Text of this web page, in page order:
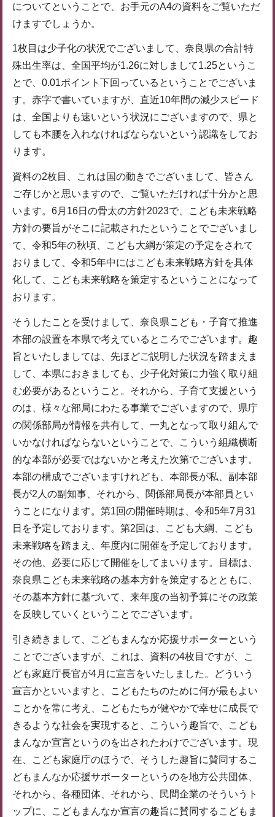
についてということで、お手元のA4の資料をご覧いただ
けますでしょうか。
1枚目は少子化の状況でございまして、奈良県の合計特
殊出生率は、全国平均が1.26に対しまして1.25というこ
とで、0.01ポイント下回っているということでございま
す。赤字で書いていますが、直近10年間の減少スピード
は、全国よりも速いという状況にございますので、県と
しても本腰を入れなければならないという認識をしてお
ります。
資料の2枚目、これは国の動きでございまして、皆さん
ご存じかと思いますので、ご覧いただければ十分かと思
います。6月16日の骨太の方針2023で、こども未来戦略
方針の要旨がそこに記載されたということでございまし
て、令和5年の秋頃、こども大綱が策定の予定をされて
おりまして、令和5年中にはこども未来戦略方針を具体
化して、こども未来戦略を策定するということになって
おります。
そうしたことを受けまして、奈良県こども・子育て推進
本部の設置を本県で考えているところでございます。趣
旨といたしましては、先ほどご説明した状況を踏まえま
して、本県におきましても、少子化対策に力強く取り組
む必要があるということ。それから、子育て支援という
のは、様々な部局にわたる事業でございますので、県庁
の関係部局が情報を共有して、一丸となって取り組んで
いかなければならないということで、こういう組織横断
的な本部が必要ではないかと考えた次第でございます。
本部の構成でございますけれども、本部長が私、副本部
長が2人の副知事、それから、関係部局長が本部員とい
うことになります。第1回の開催時期は、令和5年7月31
日を予定しております。第2回は、こども大綱、こども
未来戦略を踏まえ、年度内に開催を予定しております。
その他、必要に応じて開催をしてまいります。目標は、
奈良県こども未来戦略の基本方針を策定するとともに、
その基本方針に基づいて、来年度の当初予算にその政策
を反映していくということでございます。
引き続きまして、こどもまんなか応援サポーターという
ことでございますが、これは、資料の4枚目ですが、こ
ども家庭庁長官が4月に宣言をいたしました。どういう
宣言かといいますと、こどもたちのために何が最もよい
ことかを常に考え、こどもたちが健やかで幸せに成長で
きるような社会を実現すると、こういう趣旨で、こども
まんなか宣言というのを出されたわけでございます。現
在、こども家庭庁のほうで、そうした趣旨に賛同するこ
どもまんなか応援サポーターというのを地方公共団体、
それから、各種団体、それから、民間企業のそういうト
ップに、こどもまんなか宣言の趣旨に賛同するこどもま